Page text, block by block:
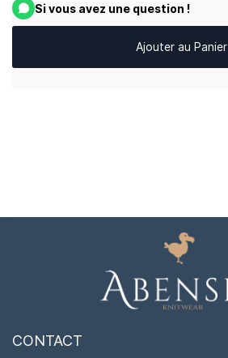
Si vous avez une question !
Ajouter au Panier
CONTACT